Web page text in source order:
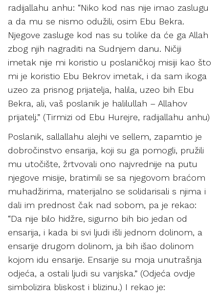
radijallahu anhu: “Niko kod nas nije imao zaslugu
a da mu se nismo odužili, osim Ebu Bekra.
Njegove zasluge kod nas su tolike da će ga Allah
zbog njih nagraditi na Sudnjem danu. Ničiji
imetak nije mi koristio u poslaničkoj misiji kao što
mi je koristio Ebu Bekrov imetak, i da sam ikoga
uzeo za prisnog prijatelja, halila, uzeo bih Ebu
Bekra, ali, vaš poslanik je halilullah – Allahov
prijatelj.” (Tirmizi od Ebu Hurejre, radijallahu anhu)
Poslanik, sallallahu alejhi ve sellem, zapamtio je
dobročinstvo ensarija, koji su ga pomogli, pružili
mu utočište, žrtvovali ono najvrednije na putu
njegove misije, bratimili se sa njegovom braćom
muhadžirima, materijalno se solidarisali s njima i
dali im prednost čak nad sobom, pa je rekao:
“Da nije bilo hidžre, sigurno bih bio jedan od
ensarija, i kada bi svi ljudi išli jednom dolinom, a
ensarije drugom dolinom, ja bih išao dolinom
kojom idu ensarije. Ensarije su moja unutrašnja
odjeća, a ostali ljudi su vanjska.” (Odjeća ovdje
simbolizira bliskost i blizinu.) I rekao je: